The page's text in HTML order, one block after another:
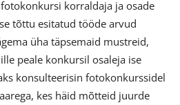
korraldaja ja osade
tõttu esitatud tööde arvud
üha täpsemaid mustreid,
peale konkursil osaleja ise
konsulteerisin fotokonkurssidel
kes häid mõtteid juurde